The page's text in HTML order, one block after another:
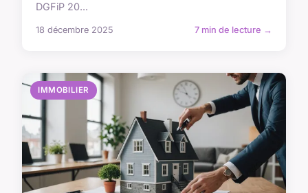
DGFiP 20...
18 décembre 2025 7 min de lecture →
IMMOBILIER